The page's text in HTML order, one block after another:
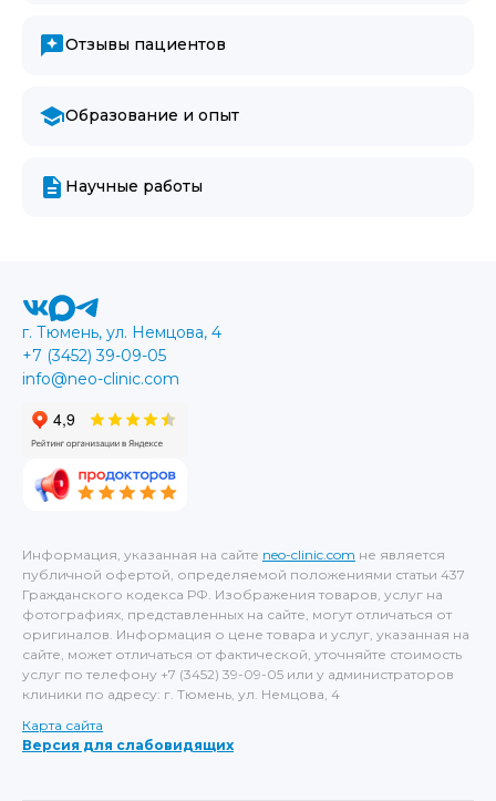
Отзывы пациентов
Образование и опыт
Научные работы
Информация, указанная на сайте neo-clinic.com не является
публичной офертой, определяемой положениями статьи 437
Гражданского кодекса РФ. Изображения товаров, услуг на
фотографиях, представленных на сайте, могут отличаться от
оригиналов. Информация о цене товара и услуг, указанная на
сайте, может отличаться от фактической, уточняйте стоимость
услуг по телефону +7 (3452) 39-09-05 или у администраторов
клиники по адресу: г. Тюмень, ул. Немцова, 4
Карта сайта
Версия для слабовидящих
г. Тюмень, ул. Немцова, 4
+7 (3452) 39-09-05
info@neo-clinic.com